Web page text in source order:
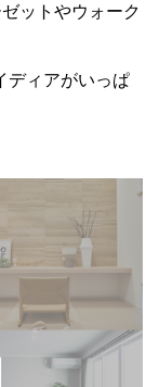
ットやウォーク
ディアがいっぱ